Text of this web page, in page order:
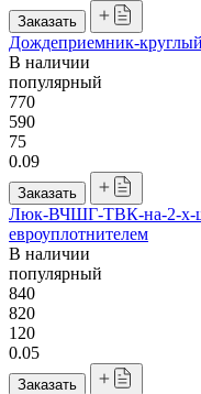
Заказать
Дождеприемник-
В наличии
популярный
770
590
75
0.09
Заказать
Люк-ВЧШГ-ТВК-на-2-х-
евроуплотнителем
В наличии
популярный
840
820
120
0.05
Заказать